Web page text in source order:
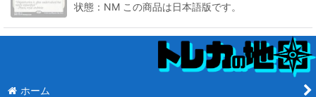
状態：NM この商品は日本語版です。
ホーム